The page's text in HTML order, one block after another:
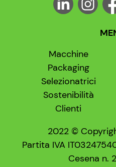
Macchine
Packaging
Selezionatrici
Sostenibilità
Clienti
2022 ©
Partita IVA
Cesena n.